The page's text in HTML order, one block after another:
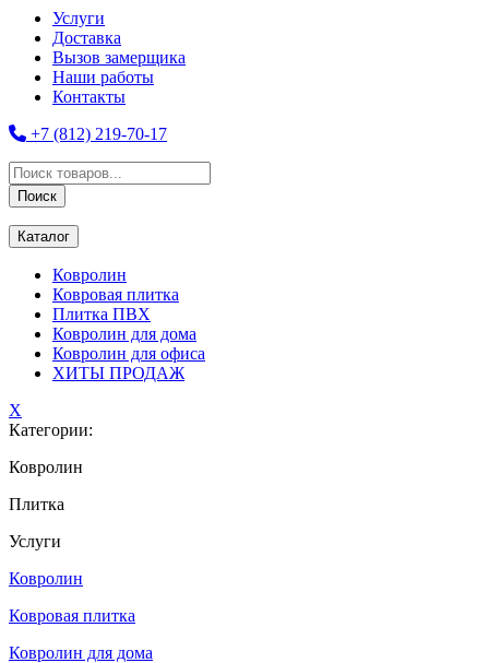
Услуги
Доставка
Вызов замерщика
Наши работы
Контакты
+7 (812) 219-70-17
Поиск
товаров
Поиск
Каталог
Ковролин
Ковровая плитка
Плитка ПВХ
Ковролин для дома
Ковролин для офиса
ХИТЫ ПРОДАЖ
X
Категории:
Ковролин
Плитка
Услуги
Ковролин
Ковровая плитка
Ковролин для дома